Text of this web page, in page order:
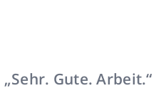
„Sehr. Gute. Arbeit.“